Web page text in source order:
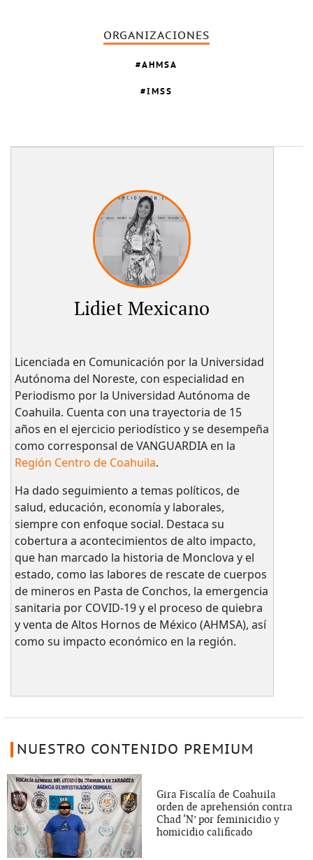
ORGANIZACIONES
AHMSA
IMSS
Lidiet Mexicano
Licenciada en Comunicación por la Universidad
Autónoma del Noreste, con especialidad en
Periodismo por la Universidad Autónoma de
Coahuila. Cuenta con una trayectoria de 15
años en el ejercicio periodístico y se desempeña
como corresponsal de VANGUARDIA en la
Región Centro de Coahuila.
Ha dado seguimiento a temas políticos, de
salud, educación, economía y laborales,
siempre con enfoque social. Destaca su
cobertura a acontecimientos de alto impacto,
que han marcado la historia de Monclova y el
estado, como las labores de rescate de cuerpos
de mineros en Pasta de Conchos, la emergencia
sanitaria por COVID-19 y el proceso de quiebra
y venta de Altos Hornos de México (AHMSA), así
como su impacto económico en la región.
NUESTRO CONTENIDO PREMIUM
Gira Fiscalía de Coahuila
orden de aprehensión contra
Chad ‘N’ por feminicidio y
homicidio calificado